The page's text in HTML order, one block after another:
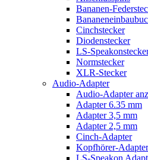
Bananen-
Cinchstecker
Diodenstecker
LS-
Normstecker
XLR-Stecker
Audio-Adapter
Audio-Adapter
Adapter 6.35 mm
Adapter 3,5 mm
Adapter 2,5 mm
Cinch-Adapter
Kopfhörer-Adapter
LS-Speakon